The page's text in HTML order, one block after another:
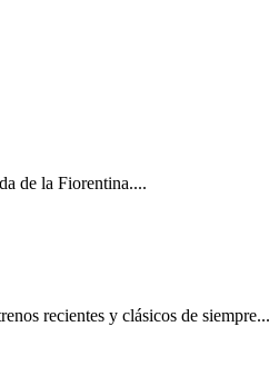
de la Fiorentina....
recientes y clásicos de